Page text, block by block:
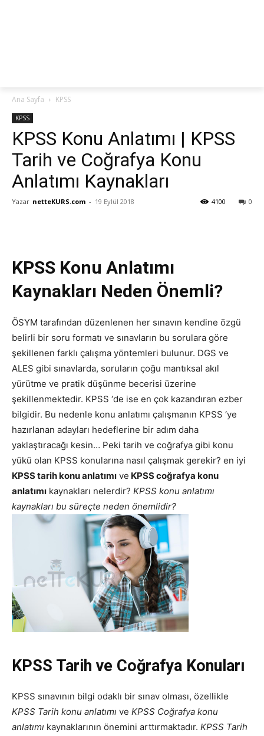
Ana Sayfa KPSS
KPSS
KPSS Konu Anlatımı | KPSS
Tarih ve Coğrafya Konu
Anlatımı Kaynakları
Yazar netteKURS.com - 19 Eylül 2018 0
4100
KPSS Konu Anlatımı
Kaynakları Neden Önemli?
ÖSYM tarafından düzenlenen her sınavın kendine özgü
belirli bir soru formatı ve sınavların bu sorulara göre
şekillenen farklı çalışma yöntemleri bulunur. DGS ve
ALES gibi sınavlarda, soruların çoğu mantıksal akıl
yürütme ve pratik düşünme becerisi üzerine
şekillenmektedir. KPSS ‘de ise en çok kazandıran ezber
bilgidir. Bu nedenle konu anlatımı çalışmanın KPSS ‘ye
hazırlanan adayları hedeflerine bir adım daha
yaklaştıracağı kesin… Peki tarih ve coğrafya gibi konu
yükü olan KPSS konularına nasıl çalışmak gerekir? en iyi
KPSS tarih konu anlatımı ve KPSS coğrafya konu
anlatımı kaynakları nelerdir? KPSS konu anlatımı
kaynakları bu süreçte neden önemlidir?
KPSS Tarih ve Coğrafya Konuları
KPSS sınavının bilgi odaklı bir sınav olması, özellikle
KPSS Tarih konu anlatımı ve KPSS Coğrafya konu
anlatımı kaynaklarının önemini arttırmaktadır. KPSS Tarih